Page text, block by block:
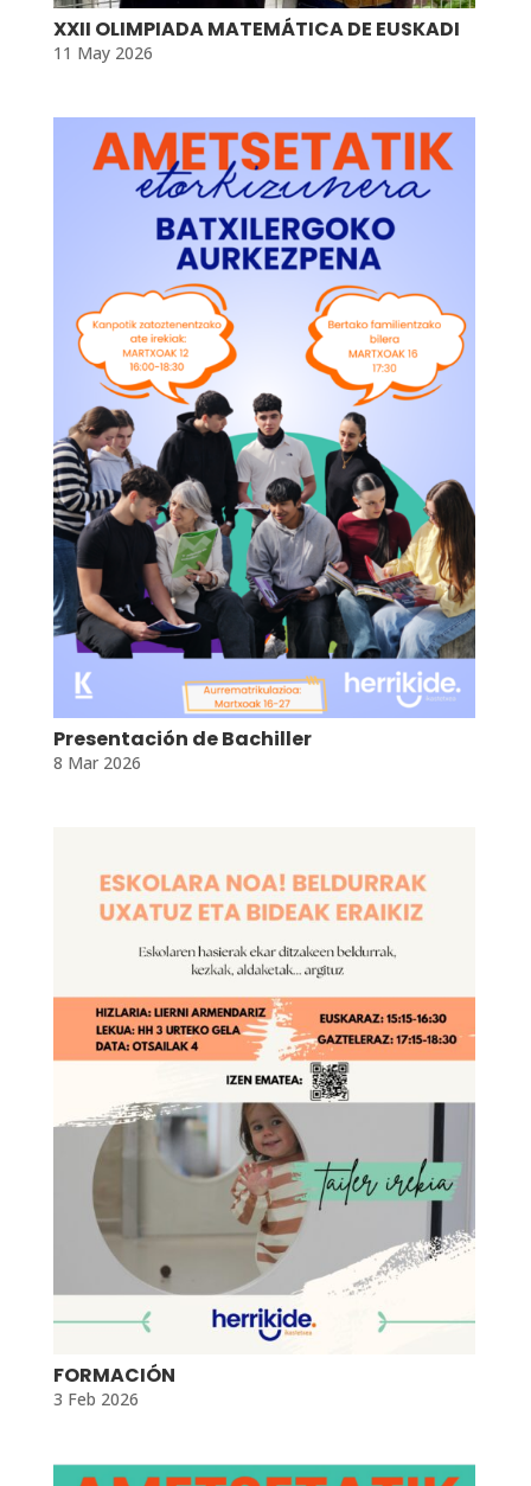
XXII OLIMPIADA MATEMÁTICA DE EUSKADI
11 May 2026
Presentación de Bachiller
8 Mar 2026
FORMACIÓN
3 Feb 2026